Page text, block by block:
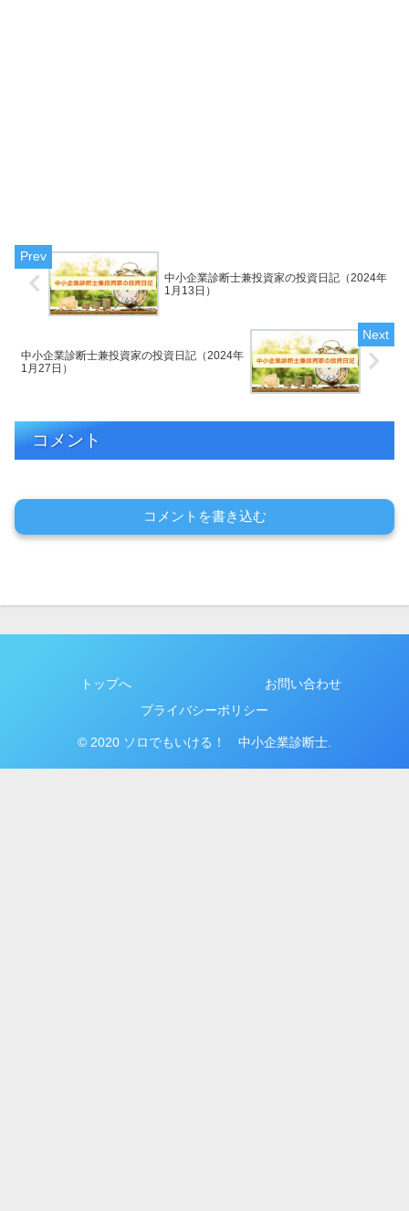
中小企業診断士兼投資家の投資日記（2024年
1月13日）
中小企業診断士兼投資家の投資日記（2024年
1月27日）
コメント
コメントを書き込む
トップへ
お問い合わせ
プライバシーポリシー
© 2020 ソロでもいける！ 中小企業診断士.